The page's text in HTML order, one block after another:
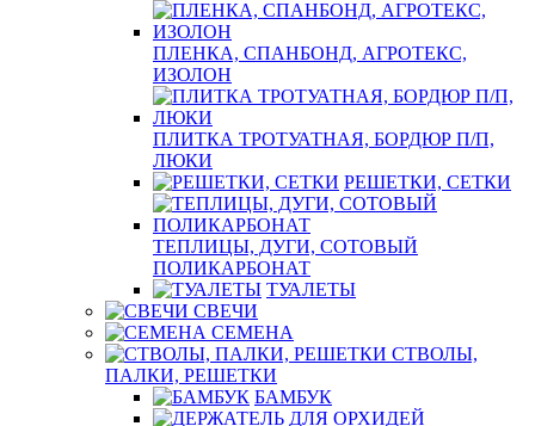
ПЛЕНКА, СПАНБОНД, АГРОТЕКС,
ИЗОЛОН
ПЛИТКА ТРОТУАТНАЯ, БОРДЮР П/П,
ЛЮКИ
РЕШЕТКИ, СЕТКИ
ТЕПЛИЦЫ, ДУГИ, СОТОВЫЙ
ПОЛИКАРБОНАТ
ТУАЛЕТЫ
СВЕЧИ
СЕМЕНА
СТВОЛЫ,
ПАЛКИ, РЕШЕТКИ
БАМБУК